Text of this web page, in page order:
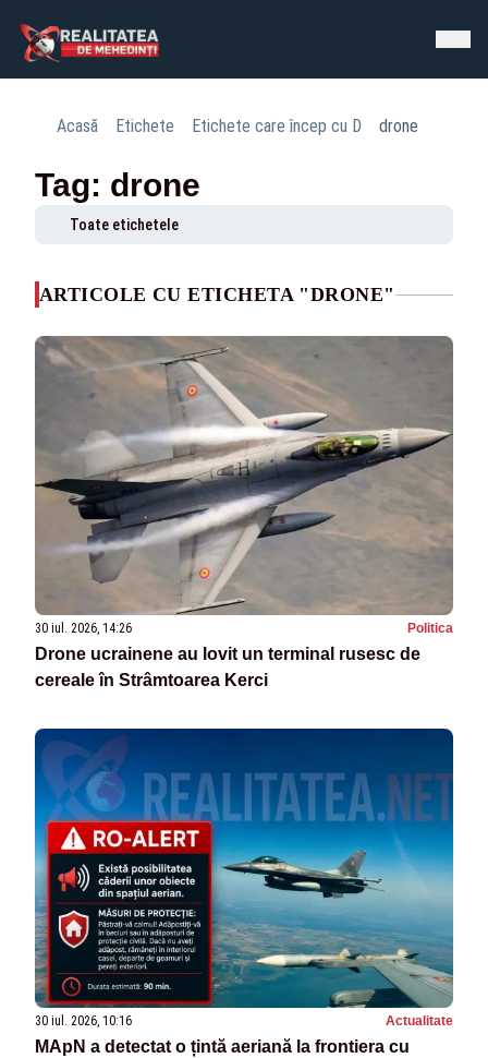
Acasă Etichete Etichete care încep cu D drone
Tag: drone
Toate etichetele
ARTICOLE CU ETICHETA "DRONE"
30 iul. 2026, 14:26 Politica
Drone ucrainene au lovit un terminal rusesc de
cereale în Strâmtoarea Kerci
30 iul. 2026, 10:16 Actualitate
MApN a detectat o țintă aeriană la frontiera cu